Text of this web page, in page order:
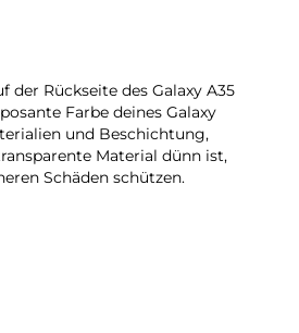
der Rückseite des Galaxy A35
Farbe deines Galaxy
und Beschichtung,
Material dünn ist,
Schäden schützen.